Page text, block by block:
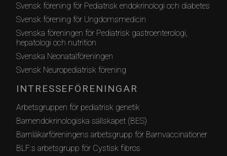
Svensk förening för Pediatrisk endokrinologi och diabetes
Svensk förening för Ungdomsmedicin
Svenska föreningen för Pediatrisk gastroenterologi,
hepatologi och nutrition
Svenska Neonatalföreningen
Svensk Neuropediatrisk förening
INTRESSEFÖRENINGAR
Arbetsgruppen för pediatrisk genetik
Barnendokrinologiska sällskapet (BES)
Barnläkarföreningens arbetsgrupp för Barnvaccinationer
BLF:s arbetsgrupp för Cystisk fibros